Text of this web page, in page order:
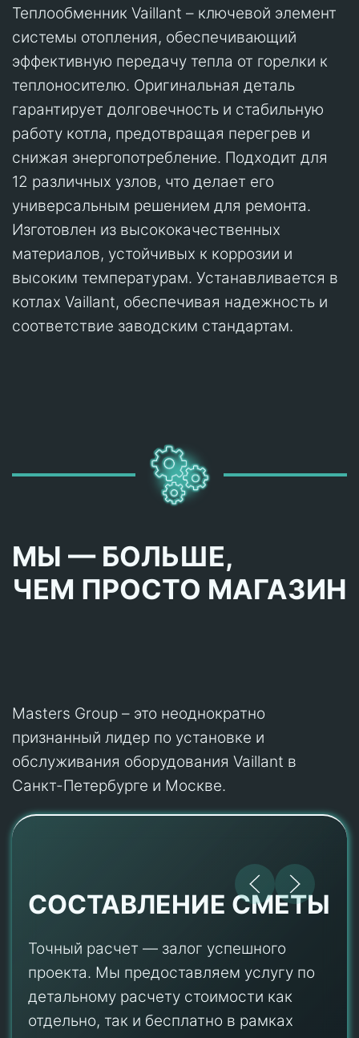
Теплообменник Vaillant – ключевой элемент
системы отопления, обеспечивающий
эффективную передачу тепла от горелки к
теплоносителю. Оригинальная деталь
гарантирует долговечность и стабильную
работу котла, предотвращая перегрев и
снижая энергопотребление. Подходит для
12 различных узлов, что делает его
универсальным решением для ремонта.
Изготовлен из высококачественных
материалов, устойчивых к коррозии и
высоким температурам. Устанавливается в
котлах Vaillant, обеспечивая надежность и
соответствие заводским стандартам.
МЫ — БОЛЬШЕ,
ЧЕМ ПРОСТО МАГАЗИН
Masters Group – это неоднократно
признанный лидер по установке и
обслуживания оборудования Vaillant в
Санкт-Петербурге и Москве.
СОСТАВЛЕНИЕ СМЕТЫ
Точный расчет — залог успешного
проекта. Мы предоставляем услугу по
детальному расчету стоимости как
отдельно, так и бесплатно в рамках